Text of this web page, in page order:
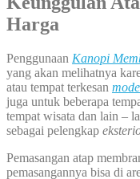
Harga
Penggunaan Kanopi
yang akan melihatnya
atau tempat terkesan
juga untuk beberapa
tempat wisata dan lain –
sebagai pelengkap
Pemasangan atap
pemasangannya bisa di